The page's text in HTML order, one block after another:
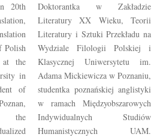
20th
Polish
at the
in
of
the
Doktorantka w Zakładzie
Literatury XX Wieku, Teorii
Literatury i Sztuki Przekładu na
Wydziale Filologii Polskiej i
Klasycznej Uniwersytetu im.
Adama Mickiewicza w Poznaniu,
studentka poznańskiej anglistyki
w ramach Międzyobszarowych
Indywidualnych Studiów
Humanistycznych UAM.